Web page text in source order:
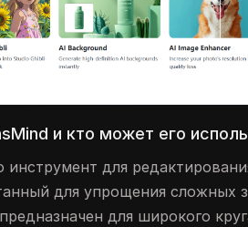
и кто может его
инструмент для
для упрощения сложных
для широкого